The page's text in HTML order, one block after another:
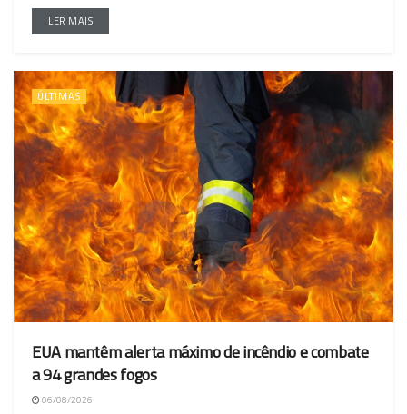
LER MAIS
ÚLTIMAS
EUA mantêm alerta máximo de incêndio e combate
a 94 grandes fogos
06/08/2026